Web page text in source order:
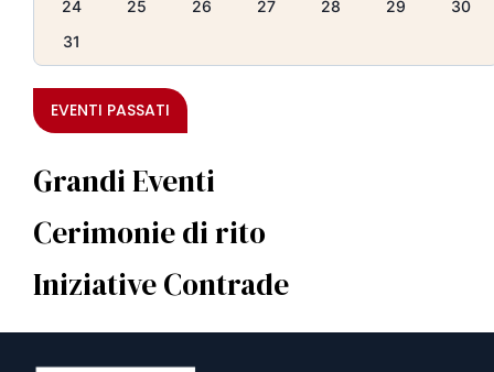
24
25 26 27 28 29
30
31
EVENTI PASSATI
Grandi Eventi
Cerimonie di rito
Iniziative Contrade